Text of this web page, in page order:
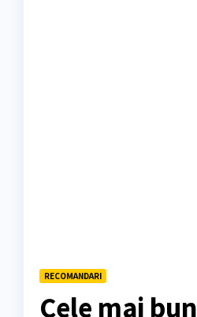
RECOMANDARI
Cele mai